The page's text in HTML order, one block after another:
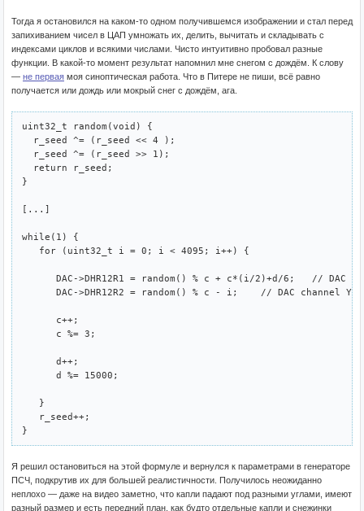
Тогда я остановился на каком-то одном получившемся изображении и стал перед
запихиванием чисел в ЦАП умножать их, делить, вычитать и складывать с
индексами циклов и всякими числами. Чисто интуитивно пробовал разные
функции. В какой-то момент результат напомнил мне снегом с дождём. К слову
— не первая моя синоптическая работа. Что в Питере не пиши, всё равно
получается или дождь или мокрый снег с дождём, ага.
uint32_t random(void) {
  r_seed ^= (r_seed << 4 );
  r_seed ^= (r_seed >> 1);
  return r_seed;
}
[...]
while(1) {
   for (uint32_t i = 0; i < 4095; i++) {
DAC->DHR12R1 = random() % c + c*(i/2)+d/6;   // DAC
      DAC->DHR12R2 = random() % c - i;    // DAC channel Y
      c++;
      c %= 3;
      d++;
      d %= 15000;
   }
   r_seed++;
Я решил остановиться на этой формуле и вернулся к параметрами в генераторе
ПСЧ, подкрутив их для большей реалистичности. Получилось неожиданно
неплохо — даже на видео заметно, что капли падают под разными углами, имеют
разный размер и есть передний план, как будто отдельные капли и снежинки